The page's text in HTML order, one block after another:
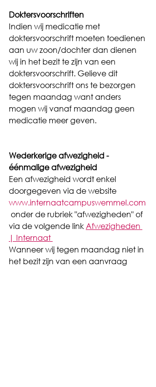
Doktersvoorschriften
Indien wij medicatie met
doktersvoorschrift moeten toedienen
aan uw zoon/dochter dan dienen
wij in het bezit te zijn van een
doktersvoorschrift. Gelieve dit
doktersvoorschrift ons te bezorgen
tegen maandag want anders
mogen wij vanaf maandag geen
medicatie meer geven.
Wederkerige afwezigheid -
éénmalige afwezigheid
Een afwezigheid wordt enkel
doorgegeven via de website
www.internaatcampuswemmel.com
onder de rubriek "afwezigheden" of
via de volgende link Afwezigheden
| Internaat
Wanneer wij tegen maandag niet in
het bezit zijn van een aanvraag